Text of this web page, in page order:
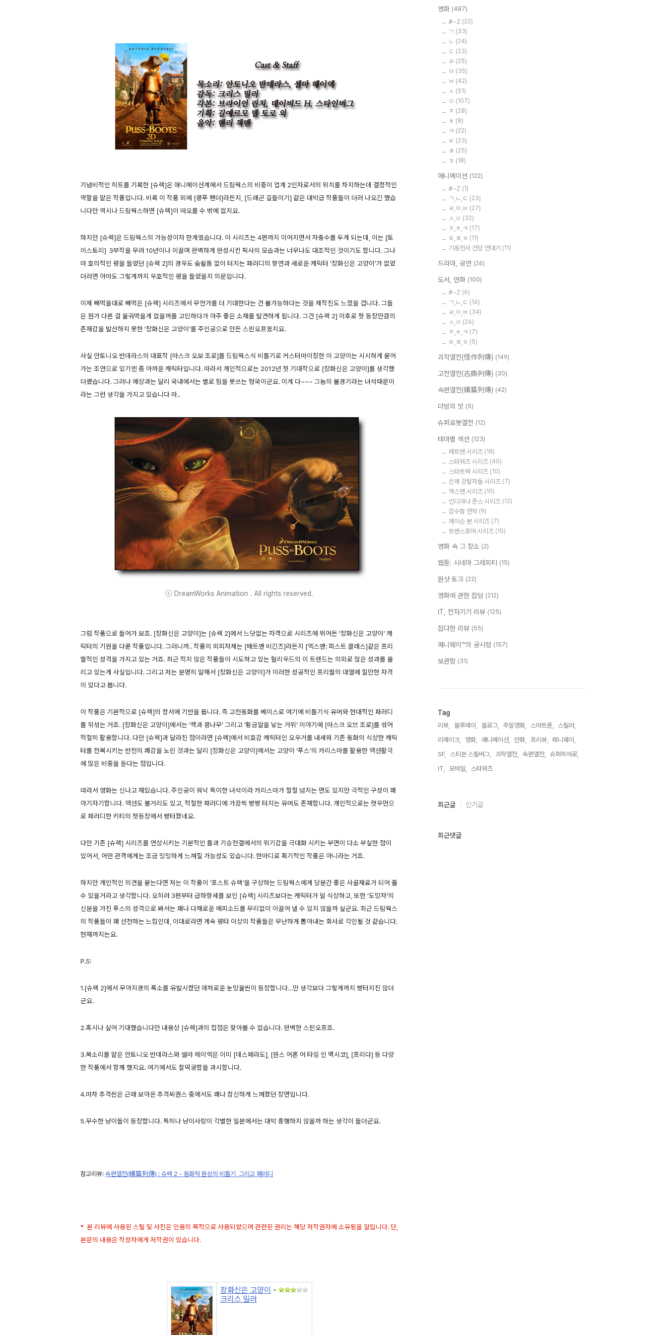
기념비적인 히트를 기록한 [슈렉]은 애니메이션계에서 드림웍스의 비중이 업계 2인자로서의 위치를 차지하는데 결정적인
역할을 맡은 작품입니다. 비록 이 작품 외에 [쿵푸 팬더]라든지, [드래곤 길들이기] 같은 대박급 작품들이 더러 나오긴 했습
니다만 역시나 드림웍스하면 [슈렉]이 떠오를 수 밖에 없지요.
하지만 [슈렉]은 드림웍스의 가능성이자 한계였습니다. 이 시리즈는 4편까지 이어지면서 자충수를 두게 되는데, 이는 [토
이스토리] 3부작을 무려 10년이나 이끌며 완벽하게 완성시킨 픽사의 모습과는 너무나도 대조적인 것이기도 합니다. 그나
마 호의적인 평을 들었던 [슈렉 2]의 경우도 숨쉴틈 없이 터지는 패러디의 향연과 새로운 캐릭터 ‘장화신은 고양이’가 없었
더러면 아마도 그렇게까지 우호적인 평을 들었을지 의문입니다.
이제 빼먹을대로 빼먹은 [슈렉] 시리즈에서 무언가를 더 기대한다는 건 불가능하다는 것을 제작진도 느꼈을 겁니다. 그들
은 뭔가 다른 걸 울궈먹을게 없을까를 고민하다가 아주 좋은 소재를 발견하게 됩니다. 그건 [슈렉 2] 이후로 첫 등장만큼의
존재감을 발산하지 못한 ‘장화신은 고양이’를 주인공으로 만든 스핀오프였지요.
사실 안토니오 반데라스의 대표작 [마스크 오보 조로]를 드림웍스식 비틀기로 커스터마이징한 이 고양이는 시시하게 묻어
가는 조연으로 있기엔 좀 아까운 캐릭터입니다. 따라서 개인적으로는 2012년 첫 기대작으로 [장화신은 고양이]를 생각했
더랬습니다. 그러나 예상과는 달리 국내에서는 별로 힘을 못쓰는 형국이군요. 이게 다~~~ 그놈의 불경기라는 녀석때문이
라는 그런 생각을 가지고 있습니다 마..
ⓒ DreamWorks Animation . All rights reserved.
그럼 작품으로 들어가 보죠. [장화신은 고양이]는 [슈렉 2]에서 느닷없는 자객으로 시리즈에 뛰어든 ‘장화신은 고양이’ 캐
릭터의 기원을 다룬 작품입니다. 그러니까.. 작품의 외피자체는 [배트맨 비긴즈]라든지 [엑스맨: 퍼스트 클래스]같은 프리
퀄적인 성격을 가지고 있는 거죠. 최근 적지 않은 작품들이 시도하고 있는 헐리우드의 이 트렌드는 의외로 많은 성과를 올
리고 있는게 사실입니다. 그리고 저는 분명히 말해서 [장화신은 고양이]가 이러한 성공적인 프리퀄의 대열에 낄만한 자격
이 있다고 봅니다.
이 작품은 기본적으로 [슈렉]의 정서에 기반을 둡니다. 즉 고전동화를 베이스로 여기에 비틀기식 유머와 현대적인 패러디
를 뒤섞는 거죠. [장화신은 고양이]에서는 ‘잭과 콩나무’ 그리고 ‘황금알을 낳는 거위’ 이야기에 [마스크 오브 조로]를 섞어
적절히 활용합니다. 다만 [슈렉]과 달라진 점이라면 [슈렉]에서 비호감 캐릭터인 오우거를 내세워 기존 동화의 식상한 캐릭
터를 전복시키는 반전의 쾌감을 노린 것과는 달리 [장화신은 고양이]에서는 고양이 ‘푸스’의 카리스마를 활용한 액션활극
에 많은 비중을 둔다는 점입니다.
따라서 영화는 신나고 재밌습니다. 주인공이 워낙 특이한 녀석이라 카리스마가 철철 넘치는 면도 있지만 극적인 구성이 꽤
아기자기합니다. 액션도 볼거리도 있고, 적절한 패러디에 가끔씩 빵빵 터지는 유머도 존재합니다. 개인적으로는 캣우먼으
로 패러디한 키티의 첫등장에서 빵터졌네요.
다만 기존 [슈렉] 시리즈를 연상시키는 기본적인 틀과 기승전결에서의 위기감을 극대화 시키는 부면이 다소 부실한 점이
있어서, 어떤 관객에게는 조금 밍밍하게 느껴질 가능성도 있습니다. 한마디로 획기적인 작품은 아니라는 거죠.
하지만 개인적인 의견을 묻는다면 저는 이 작품이 ‘포스트 슈렉’을 구상하는 드림웍스에게 당분간 좋은 사골재료가 되어 줄
수 있을거라고 생각합니다. 오히려 3편부터 급하향세를 보인 [슈렉] 시리즈보다는 캐릭터가 덜 식상하고, 또한 ‘도망자’의
신분을 가진 푸스의 성격으로 봐서는 꽤나 다채로운 에피소드를 무리없이 이끌어 낼 수 있지 않을까 싶군요. 최근 드림웍스
의 작품들이 꽤 선전하는 느낌인데, 이대로라면 계속 평타 이상의 작품들은 무난하게 뽑아내는 회사로 각인될 것 같습니다.
현재까지는요.
P.S:
1.[슈렉 2]에서 무아지경의 폭소를 유발시켰던 애처로운 눈망울씬이 등장합니다…만 생각보다 그렇게까지 빵터지진 않더
군요.
2.혹시나 싶어 기대했습니다만 내용상 [슈렉]과의 접점은 찾아볼 수 없습니다. 완벽한 스핀오프죠.
3.목소리를 맡은 안토니오 반데라스와 셀마 헤이엑은 이미 [데스페라도], [원스 어폰 어 타임 인 멕시코], [프리다] 등 다양
한 작품에서 함께 했지요. 여기에서도 찰떡궁합을 과시합니다.
4.마차 추격씬은 근래 보아온 추격씨퀀스 중에서도 꽤나 참신하게 느껴졌던 장면입니다.
5.무수한 냥이들이 등장합니다. 특히나 냥이사랑이 각별한 일본에서는 대박 흥행하지 않을까 하는 생각이 들더군요.
참고리뷰: 속편열전(續篇列傳) : 슈렉 2 - 동화적 환상의 비틀기, 그리고 패러디
* 본 리뷰에 사용된 스틸 및 사진은 인용의 목적으로 사용되었으며 관련된 권리는 해당 저작권자에 소유됨을 알립니다. 단,
본문의 내용은 작성자에게 저작권이 있습니다.
장화신은 고양이 -
크리스 밀러
영화 (487)
#~Z (22)
ㄱ (33)
ㄴ (24)
ㄷ (23)
ㄹ (25)
ㅁ (35)
ㅂ (42)
ㅅ (51)
ㅇ (107)
ㅈ (28)
ㅊ (8)
ㅋ (22)
ㅌ (23)
ㅍ (25)
ㅎ (18)
애니메이션 (122)
#~Z (1)
ㄱ,ㄴ,ㄷ (23)
ㄹ,ㅁ.ㅂ (27)
ㅅ,ㅇ (32)
ㅈ,ㅊ,ㅋ (17)
ㅌ,ㅍ,ㅎ (11)
기동전사 건담 연대기 (11)
드라마, 공연 (26)
도서, 만화 (100)
#~Z (6)
ㄱ,ㄴ,ㄷ (16)
ㄹ,ㅁ,ㅂ (34)
ㅅ,ㅇ (26)
ㅈ,ㅊ,ㅋ (7)
ㅌ,ㅍ,ㅎ (5)
괴작열전(怪作列傳) (149)
고전열전(古典列傳) (30)
속편열전(續篇列傳) (42)
더빙의 맛 (5)
슈퍼로봇열전 (12)
테마별 섹션 (123)
배트맨 시리즈 (18)
스타워즈 시리즈 (40)
스타트렉 시리즈 (10)
신체 강탈자들 시리즈 (7)
엑스맨 시리즈 (10)
인디아나 존스 시리즈 (12)
잠수함 연작 (9)
제이슨 본 시리즈 (7)
트랜스포머 시리즈 (10)
영화 속 그 장소 (2)
웹툰: 시네마 그레피티 (15)
원샷 토크 (22)
영화에 관한 잡담 (212)
IT, 전자기기 리뷰 (125)
잡다한 리뷰 (55)
페니웨이™의 궁시렁 (157)
보관함 (31)
Tag
리뷰, 블루레이, 블로그, 주말영화, 스마트폰,
스릴러,
리메이크,
영화, 애니메이션, 만화, 프리뷰,
페니웨이,
SF,
스티븐 스필버그, 괴작열전, 속편열전,
슈퍼히어로,
IT,
모바일, 스타워즈,
최
인
최근글 인기글
최근댓글